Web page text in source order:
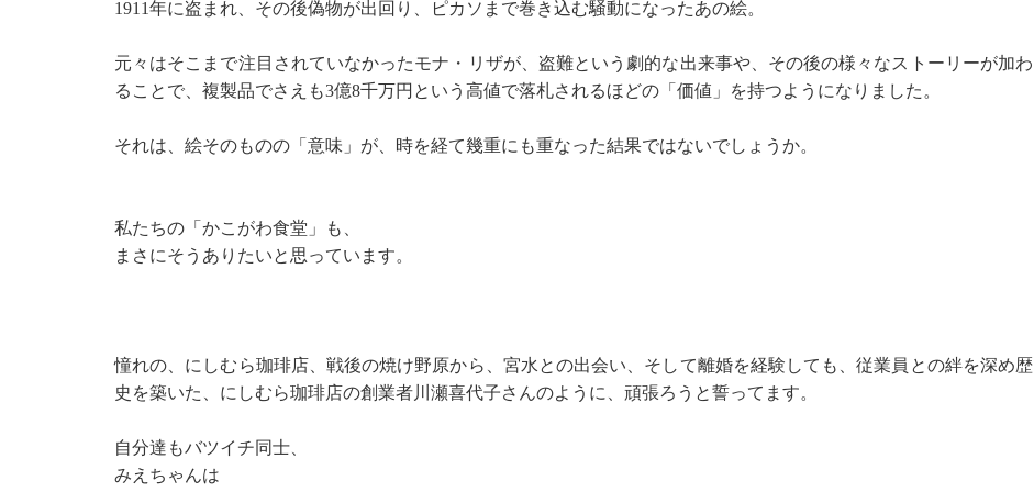
1911年に盗まれ、その後偽物が出回り、ピカソまで巻き込む騒動になったあの絵。
元々はそこまで注目されていなかったモナ・リザが、盗難という劇的な出来事や、その後の様々なストーリーが加わ
ることで、複製品でさえも3億8千万円という高値で落札されるほどの「価値」を持つようになりました。
それは、絵そのものの「意味」が、時を経て幾重にも重なった結果ではないでしょうか。
私たちの「かこがわ食堂」も、
まさにそうありたいと思っています。
憧れの、にしむら珈琲店、戦後の焼け野原から、宮水との出会い、そして離婚を経験しても、従業員との絆を深め歴
史を築いた、にしむら珈琲店の創業者川瀬喜代子さんのように、頑張ろうと誓ってます。
自分達もバツイチ同士、
みえちゃんは